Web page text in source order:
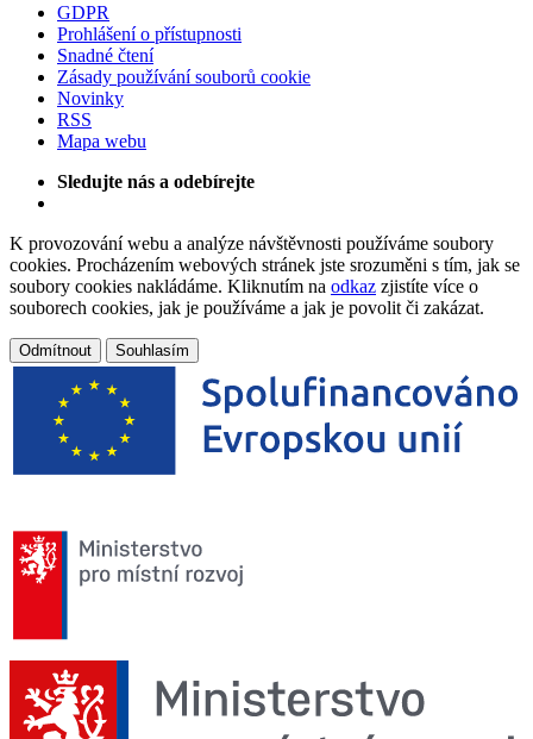
GDPR
Prohlášení o přístupnosti
Snadné čtení
Zásady používání souborů cookie
Novinky
RSS
Mapa webu
Sledujte nás a odebírejte
K provozování webu a analýze návštěvnosti používáme soubory
cookies. Procházením webových stránek jste srozuměni s tím, jak se
soubory cookies nakládáme. Kliknutím na odkaz zjistíte více o
souborech cookies, jak je používáme a jak je povolit či zakázat.
Odmítnout Souhlasím